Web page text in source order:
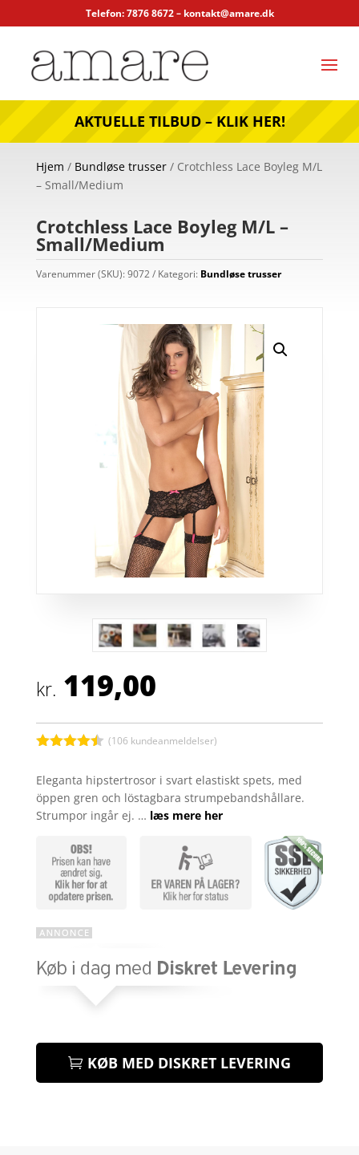
Telefon: 7876 8672 – kontakt@amare.dk
AKTUELLE TILBUD – KLIK HER!
Hjem / Bundløse trusser/ Crotchless Lace Boyleg M/L
– Small/Medium
Crotchless Lace Boyleg M/L –
Small/Medium
Varenummer (SKU):9072 Kategori: Bundløse trusser
kr. 119,00
ud af 5
baseret
på
kundebedø
(106 kundeanmeldelser)
Eleganta hipstertrosor i svart elastiskt spets, med
öppen gren och löstagbara strumpebandshållare.
Strumpor ingår ej. … læs mere her
KØB MED DISKRET LEVERING